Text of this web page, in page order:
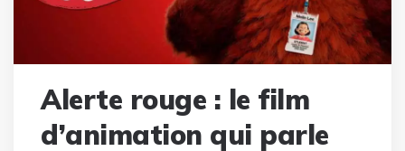
Alerte rouge : le film
d’animation qui parle